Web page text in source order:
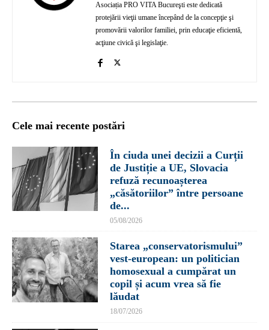
Asociația PRO VITA Bucureşti este dedicată
protejării vieţii umane începând de la concepţie şi
promovării valorilor familiei, prin educaţie eficientă,
acţiune civică şi legislaţie.
Cele mai recente postări
În ciuda unei decizii a Curții
de Justiție a UE, Slovacia
refuză recunoașterea
„căsătoriilor” între persoane
de...
05/08/2026
Starea „conservatorismului”
vest-european: un politician
homosexual a cumpărat un
copil și acum vrea să fie
lăudat
18/07/2026